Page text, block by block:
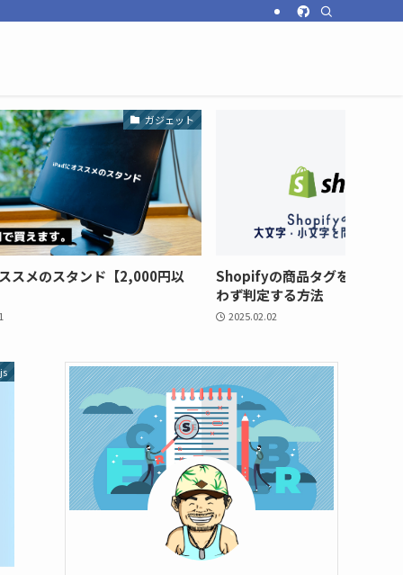
ガジェット
スメのスタンド【2,000円以
Shopifyの商品タグを大文字
わず判定する方法
2025.02.02